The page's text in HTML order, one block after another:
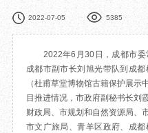
请
文创 杜甫草堂文创
2022-07-05 5385
2022年6月30日，成都市
成都市副市长刘旭光带队到成
（杜甫草堂博物馆古籍保护展
目推进情况，市政府副秘书长刘
财政局、市规划和自然资源局、
市文广旅局、青羊区政府、成